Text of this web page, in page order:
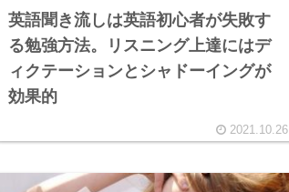
英語聞き流しは英語初心者が失敗す
る勉強方法。リスニング上達にはデ
ィクテーションとシャドーイングが
効果的
2021.10.26